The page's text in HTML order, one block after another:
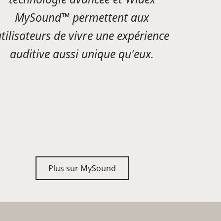
MySound™ permettent aux
de vivre une expérience
auditive aussi unique qu'eux.
Plus sur MySound